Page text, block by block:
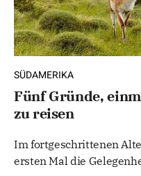
SÜDAMERIKA
Fünf Gründe,
zu reisen
Im fortgeschrittenen
ersten Mal die